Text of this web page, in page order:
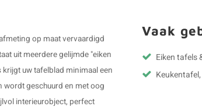
op maat vervaardigd
uit meerdere gelijmde "eiken
uw tafelblad minimaal een
wordt geschuurd en met oog
interieurobject, perfect
Vaak
Eiken tafels